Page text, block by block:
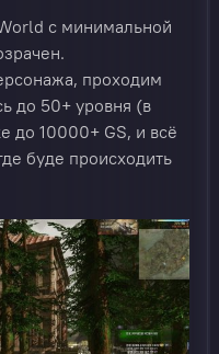
с минимальной
проходим
до 50+ уровня (в
до 10000+ GS, и всё
буде происходить